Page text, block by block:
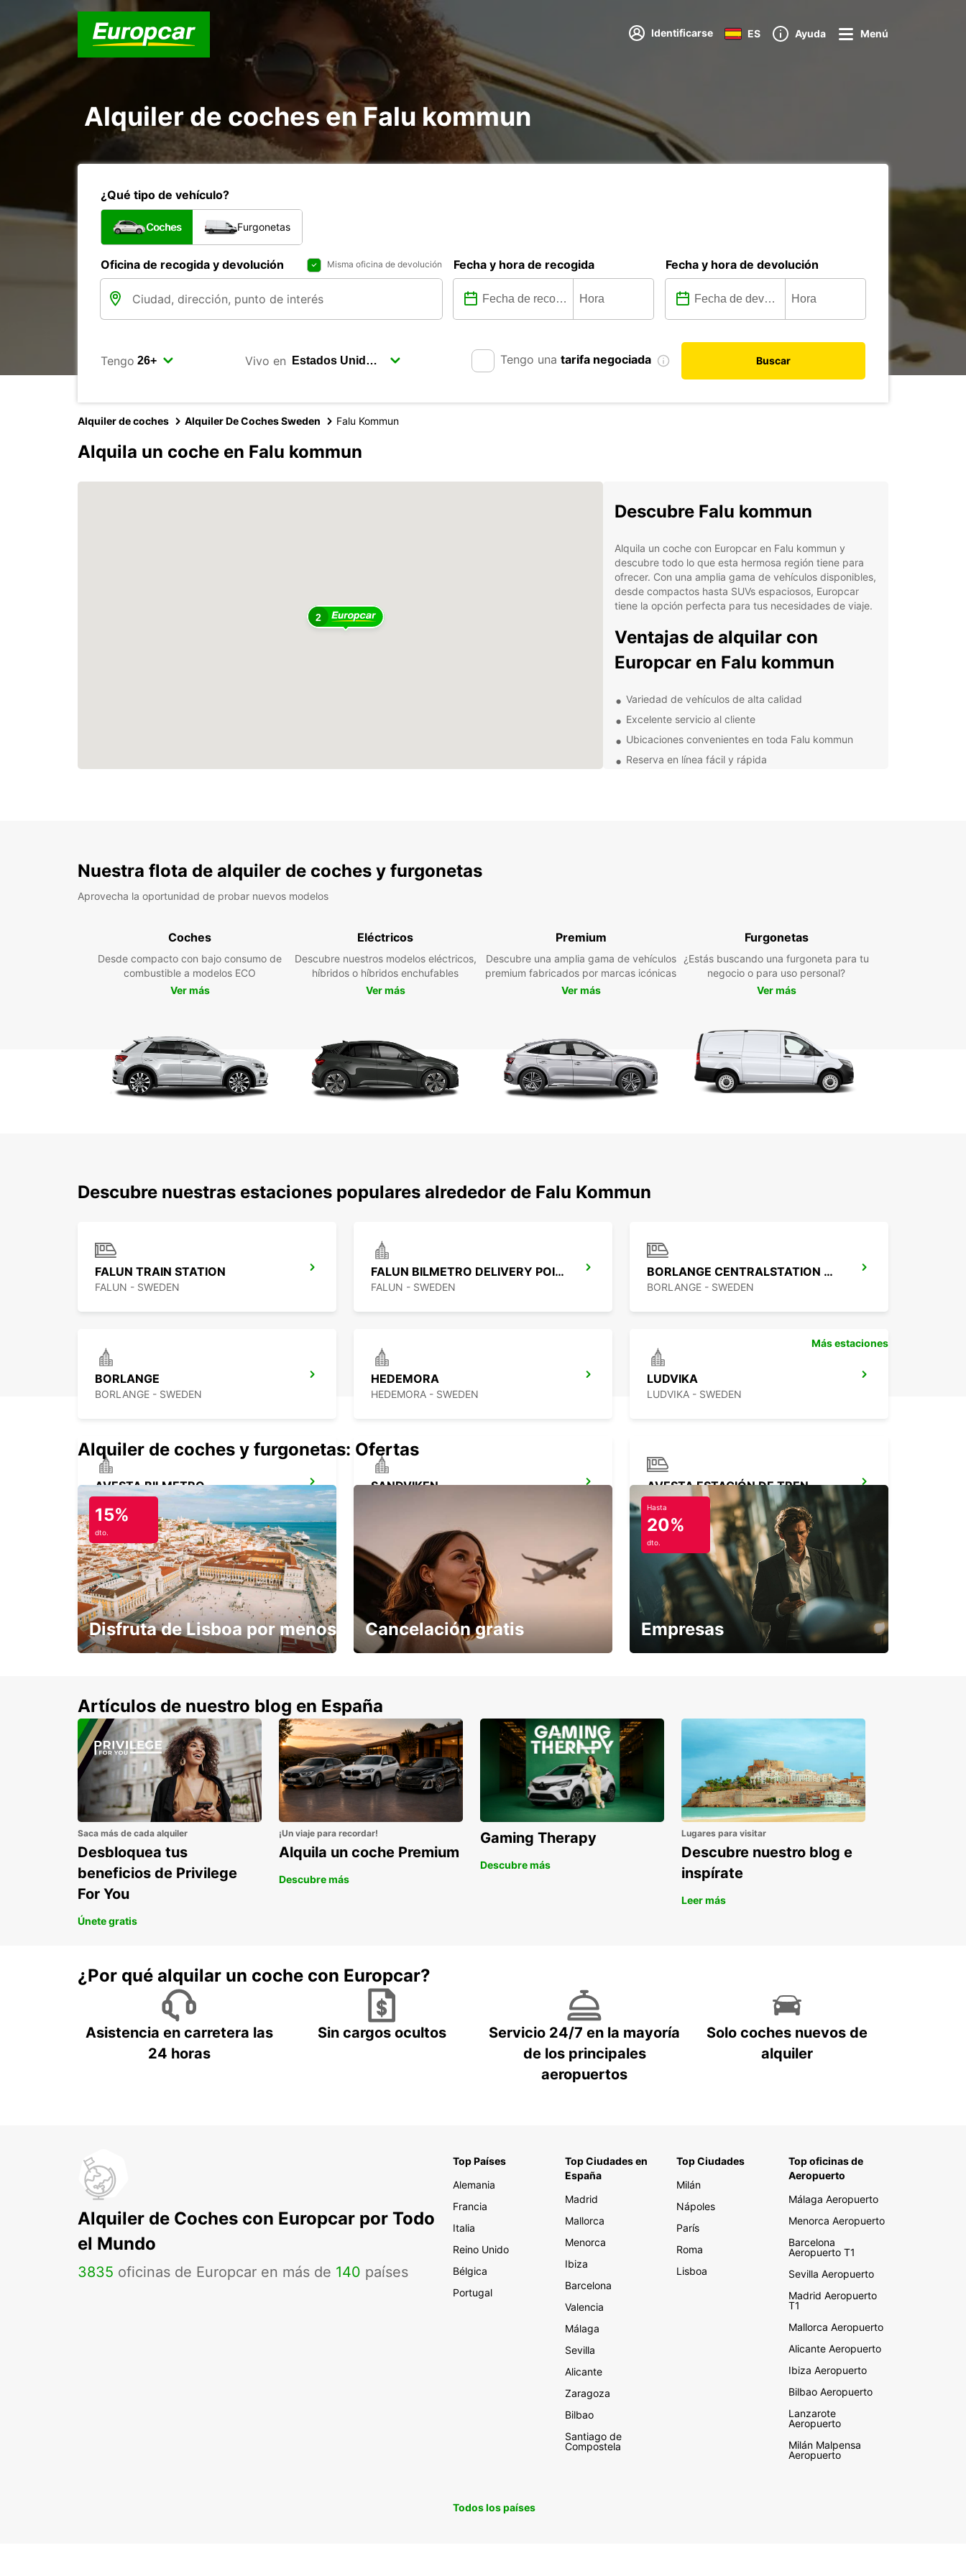
Identificarse ES Ayuda Menú
Alquiler de coches en Falu kommun
¿Qué tipo de vehículo?
Coches Furgonetas
Oficina de recogida y devolución Misma oficina de devolución Fecha y hora de recogida Fecha y hora de devolución
Tengo Vivo en Tengo una tarifa negociada Buscar
Alquiler de coches Alquiler De Coches Sweden Falu Kommun
Alquila un coche en Falu kommun
2
Descubre Falu kommun
Alquila un coche con Europcar en Falu kommun y
descubre todo lo que esta hermosa región tiene para
ofrecer. Con una amplia gama de vehículos disponibles,
desde compactos hasta SUVs espaciosos, Europcar
tiene la opción perfecta para tus necesidades de viaje.
Ventajas de alquilar con
Europcar en Falu kommun
Variedad de vehículos de alta calidad
Excelente servicio al cliente
Ubicaciones convenientes en toda Falu kommun
Reserva en línea fácil y rápida
Nuestra flota de alquiler de coches y furgonetas
Aprovecha la oportunidad de probar nuevos modelos
Coches
Desde compacto con bajo consumo de
combustible a modelos ECO
Ver más
Eléctricos
Descubre nuestros modelos eléctricos,
híbridos o híbridos enchufables
Ver más
Premium
Descubre una amplia gama de vehículos
premium fabricados por marcas icónicas
Ver más
Furgonetas
¿Estás buscando una furgoneta para tu
negocio o para uso personal?
Ver más
Descubre nuestras estaciones populares alrededor de Falu Kommun
FALUN TRAIN STATION
FALUN - SWEDEN
FALUN BILMETRO DELIVERY POINT
FALUN - SWEDEN
BORLANGE CENTRALSTATION GUSTAF VASA
BORLANGE - SWEDEN
BORLANGE
BORLANGE - SWEDEN
HEDEMORA
HEDEMORA - SWEDEN
LUDVIKA
LUDVIKA - SWEDEN
AVESTA BILMETRO
AVESTA - SWEDEN
SANDVIKEN AVESTA ESTACIÓN DE TREN
KRYLBO - SWEDEN
SANDVIK SODRA VERKEN DELIVERY
SANDVIKEN - SWEDEN
Más estaciones
Alquiler de coches y furgonetas: Ofertas
15%
dto.
Disfruta de Lisboa por menos Cancelación gratis
Hasta
20%
dto.
Empresas
Artículos de nuestro blog en España
Saca más de cada alquiler
Desbloquea tus
beneficios de Privilege
For You
Únete gratis
¡Un viaje para recordar!
Alquila un coche Premium
Descubre más
Gaming Therapy
Descubre más
Lugares para visitar
Descubre nuestro blog e
inspírate
Leer más
¿Por qué alquilar un coche con Europcar?
Asistencia en carretera las
24 horas
Sin cargos ocultos
Servicio 24/7 en la mayoría
de los principales
aeropuertos
Solo coches nuevos de
alquiler
Alquiler de Coches con Europcar por Todo
el Mundo
3835 oficinas de Europcar en más de 140 países
Top Países
Alemania
Francia
Italia
Reino Unido
Bélgica
Portugal
Top Ciudades en
España
Madrid
Mallorca
Menorca
Ibiza
Barcelona
Valencia
Málaga
Sevilla
Alicante
Zaragoza
Bilbao
Santiago de
Compostela
Top Ciudades
Milán
Nápoles
París
Roma
Lisboa
Top oficinas de
Aeropuerto
Málaga Aeropuerto
Menorca Aeropuerto
Barcelona
Aeropuerto T1
Sevilla Aeropuerto
Madrid Aeropuerto
T1
Mallorca Aeropuerto
Alicante Aeropuerto
Ibiza Aeropuerto
Bilbao Aeropuerto
Lanzarote
Aeropuerto
Milán Malpensa
Aeropuerto
Todos los países